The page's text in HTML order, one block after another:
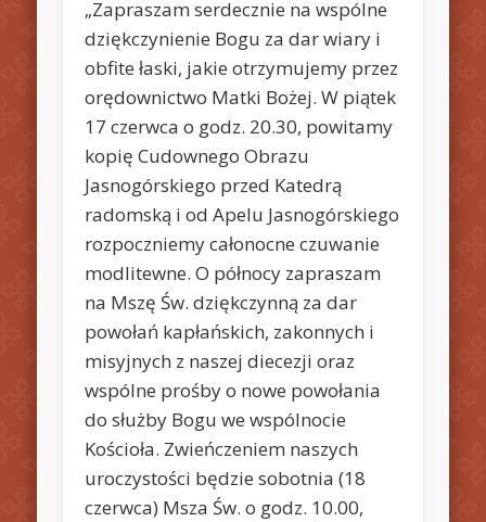
„Zapraszam serdecznie na wspólne
dziękczynienie Bogu za dar wiary i
obfite łaski, jakie otrzymujemy przez
orędownictwo Matki Bożej. W piątek
17 czerwca o godz. 20.30, powitamy
kopię Cudownego Obrazu
Jasnogórskiego przed Katedrą
radomską i od Apelu Jasnogórskiego
rozpoczniemy całonocne czuwanie
modlitewne. O północy zapraszam
na Mszę Św. dziękczynną za dar
powołań kapłańskich, zakonnych i
misyjnych z naszej diecezji oraz
wspólne prośby o nowe powołania
do służby Bogu we wspólnocie
Kościoła. Zwieńczeniem naszych
uroczystości będzie sobotnia (18
czerwca) Msza Św. o godz. 10.00,